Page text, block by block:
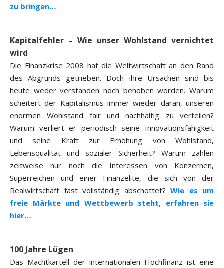
zu bringen…
Kapitalfehler – Wie unser Wohlstand vernichtet
wird
Die Finanzkrise 2008 hat die Weltwirtschaft an den Rand
des Abgrunds getrieben. Doch ihre Ursachen sind bis
heute weder verstanden noch behoben worden. Warum
scheitert der Kapitalismus immer wieder daran, unseren
enormen Wohlstand fair und nachhaltig zu verteilen?
Warum verliert er periodisch seine Innovationsfähigkeit
und seine Kraft zur Erhöhung von Wohlstand,
Lebensqualität und sozialer Sicherheit? Warum zählen
zeitweise nur noch die Interessen von Konzernen,
Superreichen und einer Finanzelite, die sich von der
Realwirtschaft fast vollständig abschottet? Wie es um
freie Märkte und Wettbewerb steht, erfahren sie
hier…
100 Jahre Lügen
Das Machtkartell der internationalen Hochfinanz ist eine